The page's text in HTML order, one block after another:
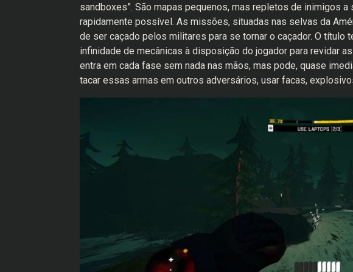
sandboxes”. São mapas pequenos, mas repletos de inimigos
rapidamente possível. As missões, situadas nas selvas da
de ser caçado pelos militares para se tornar o caçador. O título
infinidade de mecânicas à disposição do jogador para revidar
entra em cada fase sem nada nas mãos, mas pode, quase
tacar essas armas em outros adversários, usar facas,